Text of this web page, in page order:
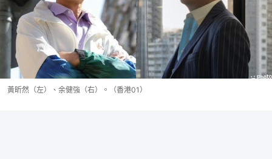
黃昕然（左）、余健強（右）。（香港01）